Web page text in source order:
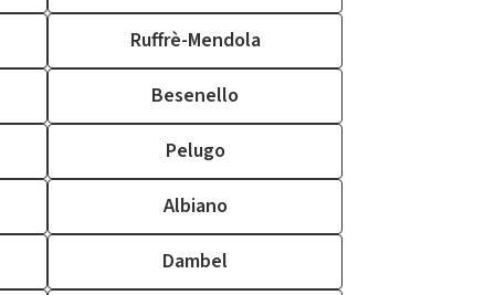
Ruffrè-Mendola
Besenello
Pelugo
Albiano
Dambel